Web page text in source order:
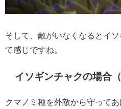
そして、敵がいなくなるとイ
て感じですね。
イソギンチャクの場合
クマノミ種を外敵から守ってあ